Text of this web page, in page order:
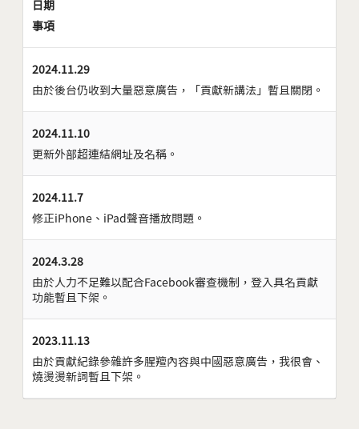
日期
事項
2024.11.29
由於後台仍收到大量惡意廣告，「貢獻新講法」暫且關閉。
2024.11.10
更新外部超連結網址及名稱。
2024.11.7
修正iPhone、iPad聲音播放問題。
2024.3.28
由於人力不足難以配合Facebook審查機制，登入具名貢獻
功能暫且下架。
2023.11.13
由於貢獻紀錄參雜許多腥羶內容與中國惡意廣告，我很會、
燒燙燙新詞暫且下架。